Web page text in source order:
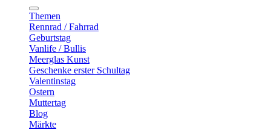
Themen
Rennrad / Fahrrad
Geburtstag
Vanlife / Bullis
Meerglas Kunst
Geschenke erster Schultag
Valentinstag
Ostern
Muttertag
Blog
Märkte